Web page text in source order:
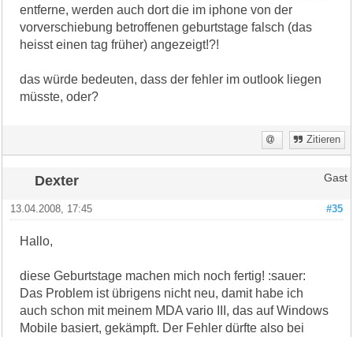
entferne, werden auch dort die im iphone von der
vorverschiebung betroffenen geburtstage falsch (das
heisst einen tag früher) angezeigt!?!
das würde bedeuten, dass der fehler im outlook liegen
müsste, oder?
Zitieren
Dexter Gast
#35
13.04.2008, 17:45
Hallo,
diese Geburtstage machen mich noch fertig! :sauer:
Das Problem ist übrigens nicht neu, damit habe ich
auch schon mit meinem MDA vario III, das auf Windows
Mobile basiert, gekämpft. Der Fehler dürfte also bei